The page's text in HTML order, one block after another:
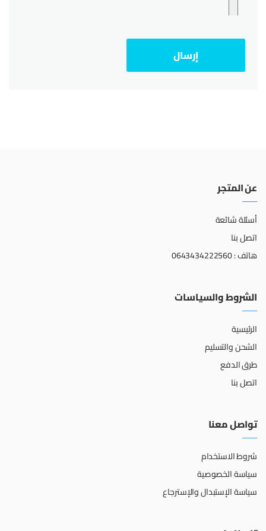
عن المتجر
أسئلة شائعة
اتصل بنا
هاتف : 0643434222560
الشروط والسياسات
الرئيسية
الشحن والتسليم
طرق الدفع
اتصل بنا
تواصل معنا
شروط الاستخدام
سياسة الخصوصية
سياسة الإستبدال والإسترجاع